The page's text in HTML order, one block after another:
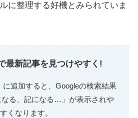
に整理する好機とみられていま
最新記事を見つけやすく!
に追加すると、Googleの検索結果
なる、記になる…」が表示されや
すくなります。